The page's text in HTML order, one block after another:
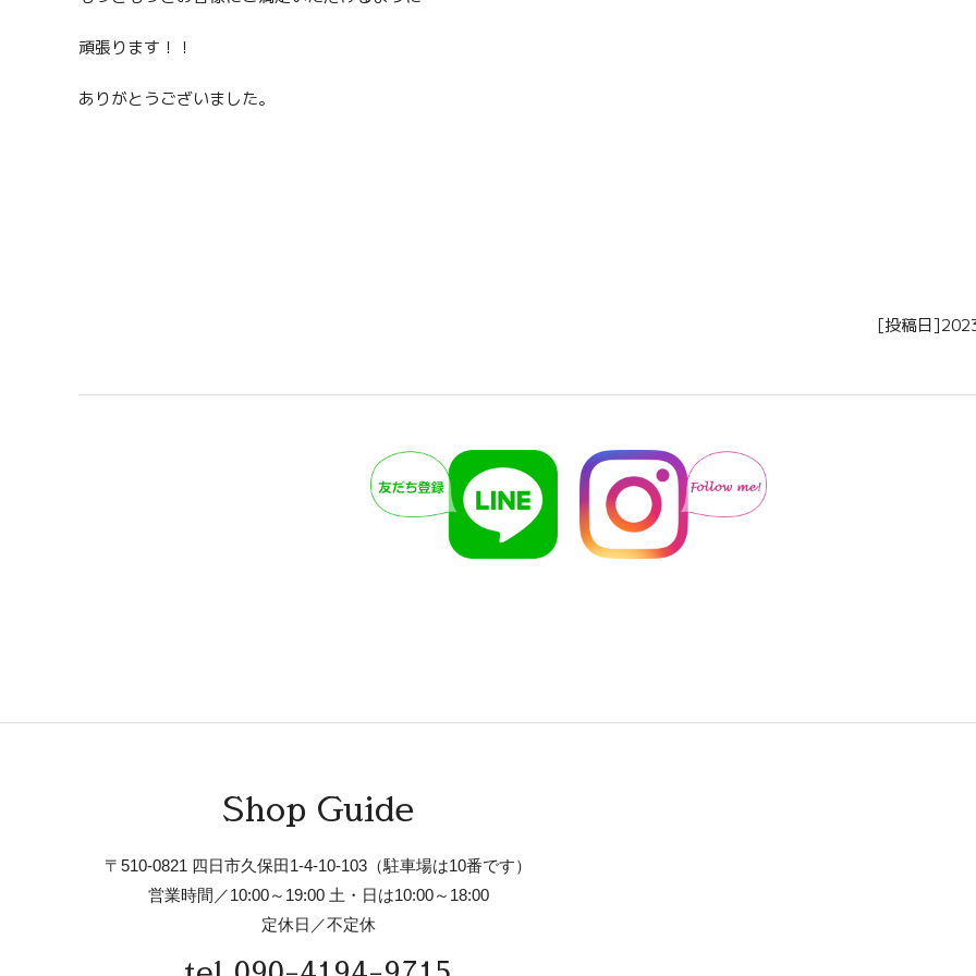
頑張ります！！
ありがとうございました。
[投稿日
Shop Guide
〒510-0821 四日市久保田1-4-10-103 （駐車場は10番です）
営業時間／10:00～19:00土・日は10:00～18:00
定休日／不定休